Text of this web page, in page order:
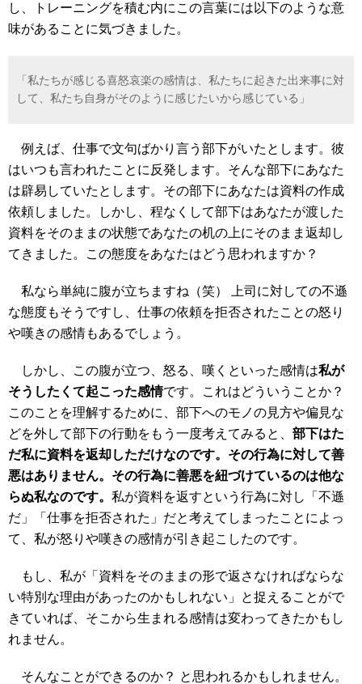
し、トレーニングを積む内にこの言葉には以下のような意
味があることに気づきました。
「私たちが感じる喜怒哀楽の感情は、私たちに起きた出来事に対
して、私たち自身がそのように感じたいから感じている」
例えば、仕事で文句ばかり言う部下がいたとします。彼
はいつも言われたことに反発します。そんな部下にあなた
は辟易していたとします。その部下にあなたは資料の作成
依頼しました。しかし、程なくして部下はあなたが渡した
資料をそのままの状態であなたの机の上にそのまま返却し
てきました。この態度をあなたはどう思われますか？
私なら単純に腹が立ちますね（笑） 上司に対しての不遜
な態度もそうですし、仕事の依頼を拒否されたことの怒り
や嘆きの感情もあるでしょう。
しかし、この腹が立つ、怒る、嘆くといった感情は私が
そうしたくて起こった感情です。これはどういうことか？
このことを理解するために、部下へのモノの見方や偏見な
どを外して部下の行動をもう一度考えてみると、 部下はた
だ私に資料を返却しただけなのです。その行為に対して善
悪はありません。その行為に善悪を紐づけているのは他な
らぬ私なのです。 私が資料を返すという行為に対し「不遜
だ」「仕事を拒否された」だと考えてしまったことによっ
て、私が怒りや嘆きの感情が引き起こしたのです。
もし、私が「資料をそのままの形で返さなければならな
い特別な理由があったのかもしれない」と捉えることがで
きていれば、そこから生まれる感情は変わってきたかもし
れません。
そんなことができるのか？ と思われるかもしれません。